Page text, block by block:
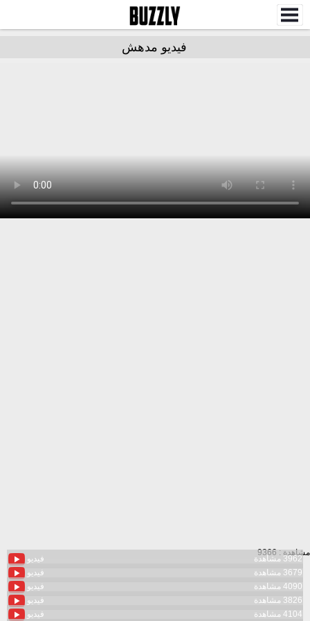
فيديو مدهش
مشاهدة : 9366
فيديو
3962 مشاهدة
فيديو
3679 مشاهدة
فيديو
4090 مشاهدة
فيديو
3826 مشاهدة
فيديو
4104 مشاهدة